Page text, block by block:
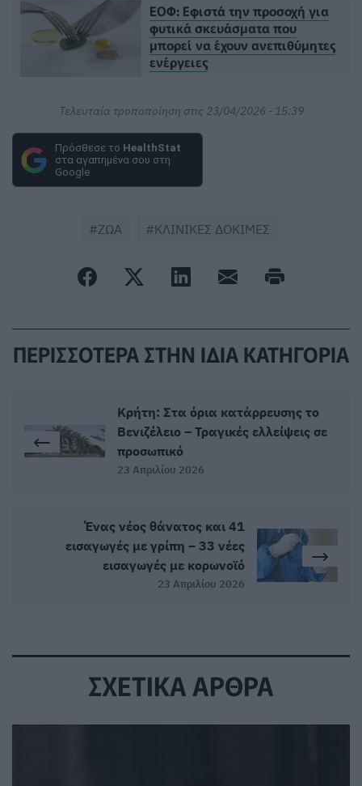
ΕΟΦ: Εφιστά την προσοχή για
φυτικά σκευάσματα που
μπορεί να έχουν ανεπιθύμητες
ενέργειες
Τελευταία τροποποίηση στις 23/04/2026 - 15:39
Πρόσθεσε το HealthStat
στα αγαπημένα σου στη
Google
ΖΩΑ ΚΛΙΝΙΚΕΣ ΔΟΚΙΜΕΣ
ΠΕΡΙΣΣΟΤΕΡΑ ΣΤΗΝ ΙΔΙΑ ΚΑΤΗΓΟΡΙΑ
Κρήτη: Στα όρια κατάρρευσης το
Βενιζέλειο – Τραγικές ελλείψεις σε
προσωπικό
23 Απριλίου 2026
Ένας νέος θάνατος και 41
εισαγωγές με γρίπη – 33 νέες
εισαγωγές με κορωνοϊό
23 Απριλίου 2026
ΣΧΕΤΙΚΑ ΑΡΘΡΑ